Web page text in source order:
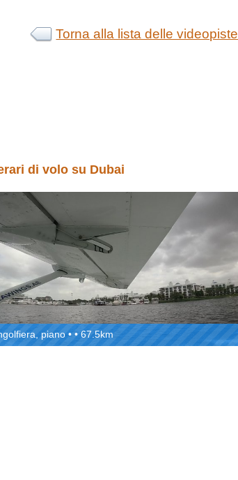
Torna alla lista delle videopiste
di volo su Dubai
piano • • 67.5km